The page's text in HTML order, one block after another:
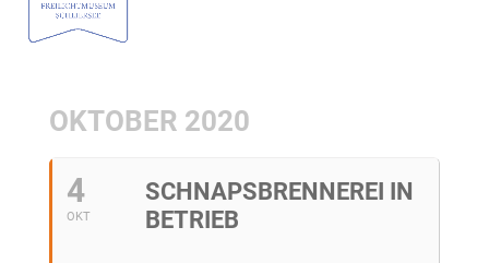
OKTOBER 2020
4
OKT
SCHNAPSBRENNEREI IN
BETRIEB